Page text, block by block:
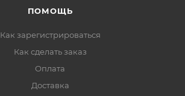
ПОМОЩЬ
Как зарегистрироваться
Как сделать заказ
Оплата
Доставка